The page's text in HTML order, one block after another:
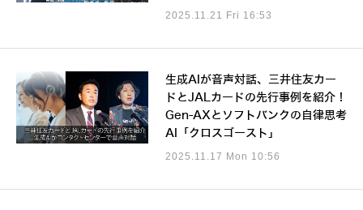
2025.11.21 Fri 16:53
生成AIが音声対話、三井住友カー
ドとJALカードの先行事例を紹介！
Gen-AXとソフトバンクの自律思考
AI「クロスゴースト」
2025.11.17 Mon 10:56